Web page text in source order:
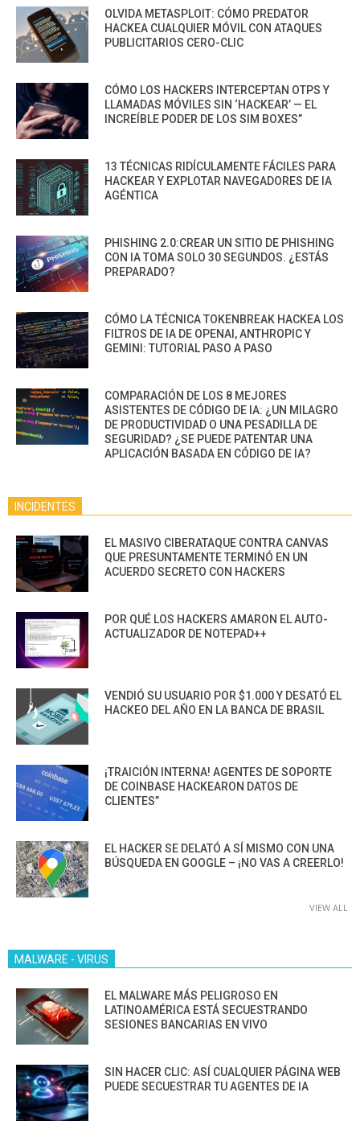
OLVIDA METASPLOIT: CÓMO PREDATOR
HACKEA CUALQUIER MÓVIL CON ATAQUES
PUBLICITARIOS CERO-CLIC
CÓMO LOS HACKERS INTERCEPTAN OTPS Y
LLAMADAS MÓVILES SIN ‘HACKEAR’ — EL
INCREÍBLE PODER DE LOS SIM BOXES”
13 TÉCNICAS RIDÍCULAMENTE FÁCILES PARA
HACKEAR Y EXPLOTAR NAVEGADORES DE IA
AGÉNTICA
PHISHING 2.0:CREAR UN SITIO DE PHISHING
CON IA TOMA SOLO 30 SEGUNDOS. ¿ESTÁS
PREPARADO?
CÓMO LA TÉCNICA TOKENBREAK HACKEA LOS
FILTROS DE IA DE OPENAI, ANTHROPIC Y
GEMINI: TUTORIAL PASO A PASO
COMPARACIÓN DE LOS 8 MEJORES
ASISTENTES DE CÓDIGO DE IA: ¿UN MILAGRO
DE PRODUCTIVIDAD O UNA PESADILLA DE
SEGURIDAD? ¿SE PUEDE PATENTAR UNA
APLICACIÓN BASADA EN CÓDIGO DE IA?
INCIDENTES
EL MASIVO CIBERATAQUE CONTRA CANVAS
QUE PRESUNTAMENTE TERMINÓ EN UN
ACUERDO SECRETO CON HACKERS
POR QUÉ LOS HACKERS AMARON EL AUTO-
ACTUALIZADOR DE NOTEPAD++
VENDIÓ SU USUARIO POR $1.000 Y DESATÓ EL
HACKEO DEL AÑO EN LA BANCA DE BRASIL
¡TRAICIÓN INTERNA! AGENTES DE SOPORTE
DE COINBASE HACKEARON DATOS DE
CLIENTES”
EL HACKER SE DELATÓ A SÍ MISMO CON UNA
BÚSQUEDA EN GOOGLE – ¡NO VAS A CREERLO!
VIEW ALL
MALWARE - VIRUS
EL MALWARE MÁS PELIGROSO EN
LATINOAMÉRICA ESTÁ SECUESTRANDO
SESIONES BANCARIAS EN VIVO
SIN HACER CLIC: ASÍ CUALQUIER PÁGINA WEB
PUEDE SECUESTRAR TU AGENTES DE IA